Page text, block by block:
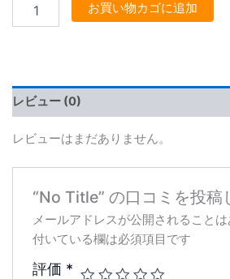
お買い物カゴに追加
レビュー (0)
レビューはまだありません。
“No Title” の口コミを投稿
メールアドレスが公開されることは
付いている欄は必須項目です
評価 *